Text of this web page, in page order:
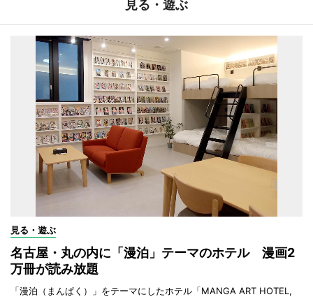
見る・遊ぶ
見る・遊ぶ
名古屋・丸の内に「漫泊」テーマのホテル 漫画2
万冊が読み放題
「漫泊（まんぱく）」をテーマにしたホテル「MANGA ART HOTEL,